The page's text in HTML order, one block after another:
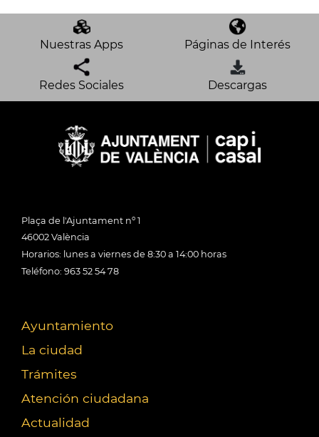
Nuestras Apps Páginas de Interés
Redes Sociales Descargas
Plaça de l'Ajuntament nº 1
46002 València
Horarios: lunes a viernes de 8:30 a 14:00 horas
Teléfono: 963 52 54 78
Ayuntamiento
La ciudad
Trámites
Atención ciudadana
Actualidad